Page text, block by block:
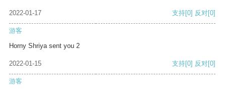
2022-01-17 支持[0] 反对[0]
游客
Horny Shriya sent you 2
2022-01-15 支持[0] 反对[0]
游客